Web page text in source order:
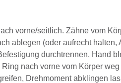
vorne/seitlich. Zähne vom
ablegen (oder aufrecht
durchtrennen, Hand
Ring nach vorne vom Körper
Drehmoment abklingen